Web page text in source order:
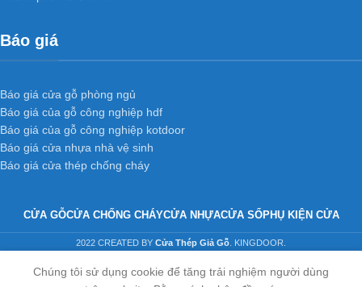
Báo giá
Báo giá cửa gỗ phòng ngủ
Báo giá của gỗ công nghiệp hdf
Báo giá của gỗ công nghiệp kotdoor
Báo giá cửa nhựa nhà vệ sinh
Báo giá cửa thép chống cháy
CỬA GỖCỬA CHỐNG CHÁYCỬA NHỰACỬA SỔPHỤ KIỆN CỬA
2022 CREATED BY Cửa Thép Giả Gỗ . KINGDOOR.
Chúng tôi sử dụng cookie để tăng trải nghiệm người dùng